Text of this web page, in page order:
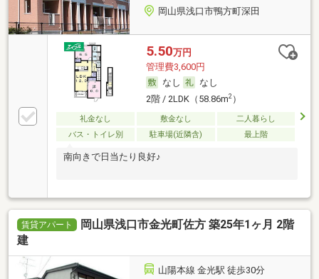
岡山県浅口市鴨方町深田
5.50万円
管理費3,600円
なし
なし
2階 / 2LDK（58.86m2）
礼金なし 敷金なし
二人暮らし
バス・トイレ別
駐車場(近隣含) 最上階
南向きで日当たり良好♪
賃貸アパート
岡山県浅口市金光町佐方 築25年1ヶ月 2階
建
山陽本線 金光駅 徒歩30分